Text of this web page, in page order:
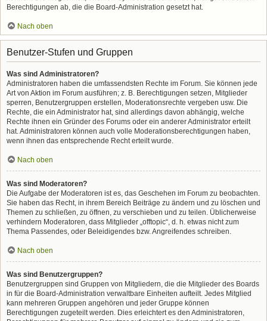
Berechtigungen ab, die die Board-Administration gesetzt hat.
Nach oben
Benutzer-Stufen und Gruppen
Was sind Administratoren?
Administratoren haben die umfassendsten Rechte im Forum. Sie können jede
Art von Aktion im Forum ausführen; z. B. Berechtigungen setzen, Mitglieder
sperren, Benutzergruppen erstellen, Moderationsrechte vergeben usw. Die
Rechte, die ein Administrator hat, sind allerdings davon abhängig, welche
Rechte ihnen ein Gründer des Forums oder ein anderer Administrator erteilt
hat. Administratoren können auch volle Moderationsberechtigungen haben,
wenn ihnen das entsprechende Recht erteilt wurde.
Nach oben
Was sind Moderatoren?
Die Aufgabe der Moderatoren ist es, das Geschehen im Forum zu beobachten.
Sie haben das Recht, in ihrem Bereich Beiträge zu ändern und zu löschen und
Themen zu schließen, zu öffnen, zu verschieben und zu teilen. Üblicherweise
verhindern Moderatoren, dass Mitglieder „offtopic“, d. h. etwas nicht zum
Thema Passendes, oder Beleidigendes bzw. Angreifendes schreiben.
Nach oben
Was sind Benutzergruppen?
Benutzergruppen sind Gruppen von Mitgliedern, die die Mitglieder des Boards
in für die Board-Administration verwaltbare Einheiten aufteilt. Jedes Mitglied
kann mehreren Gruppen angehören und jeder Gruppe können
Berechtigungen zugeteilt werden. Dies erleichtert es den Administratoren,